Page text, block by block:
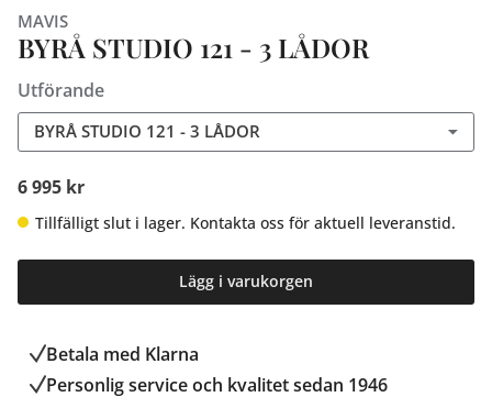
MAVIS
BYRÅ STUDIO 121 - 3 LÅDOR
Utförande
BYRÅ STUDIO 121 - 3 LÅDOR
6 995 kr
Tillfälligt slut i lager. Kontakta oss för aktuell leveranstid.
Lägg i varukorgen
Betala med Klarna
Personlig service och kvalitet sedan 1946